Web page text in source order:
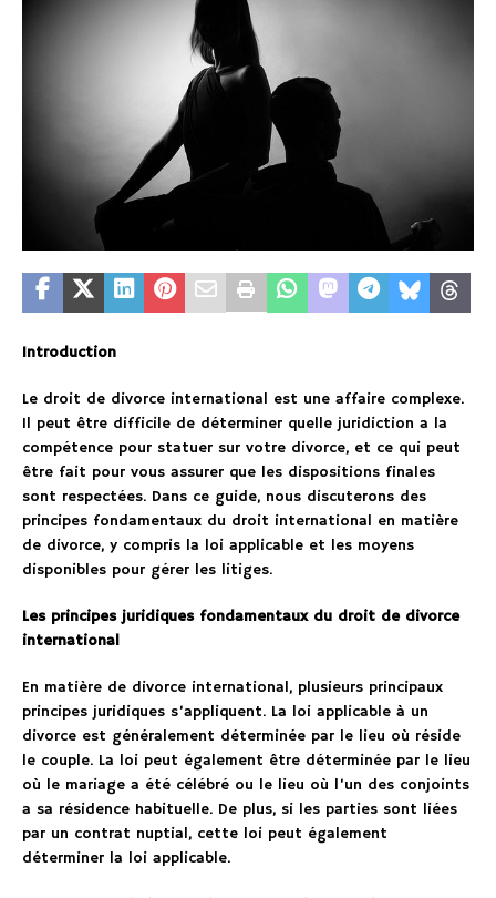
Introduction
Le droit de divorce international est une affaire complexe.
Il peut être difficile de déterminer quelle juridiction a la
compétence pour statuer sur votre divorce, et ce qui peut
être fait pour vous assurer que les dispositions finales
sont respectées. Dans ce guide, nous discuterons des
principes fondamentaux du droit international en matière
de divorce, y compris la loi applicable et les moyens
disponibles pour gérer les litiges.
Les principes juridiques fondamentaux du droit de divorce
international
En matière de divorce international, plusieurs principaux
principes juridiques s’appliquent. La loi applicable à un
divorce est généralement déterminée par le lieu où réside
le couple. La loi peut également être déterminée par le lieu
où le mariage a été célébré ou le lieu où l’un des conjoints
a sa résidence habituelle. De plus, si les parties sont liées
par un contrat nuptial, cette loi peut également
déterminer la loi applicable.